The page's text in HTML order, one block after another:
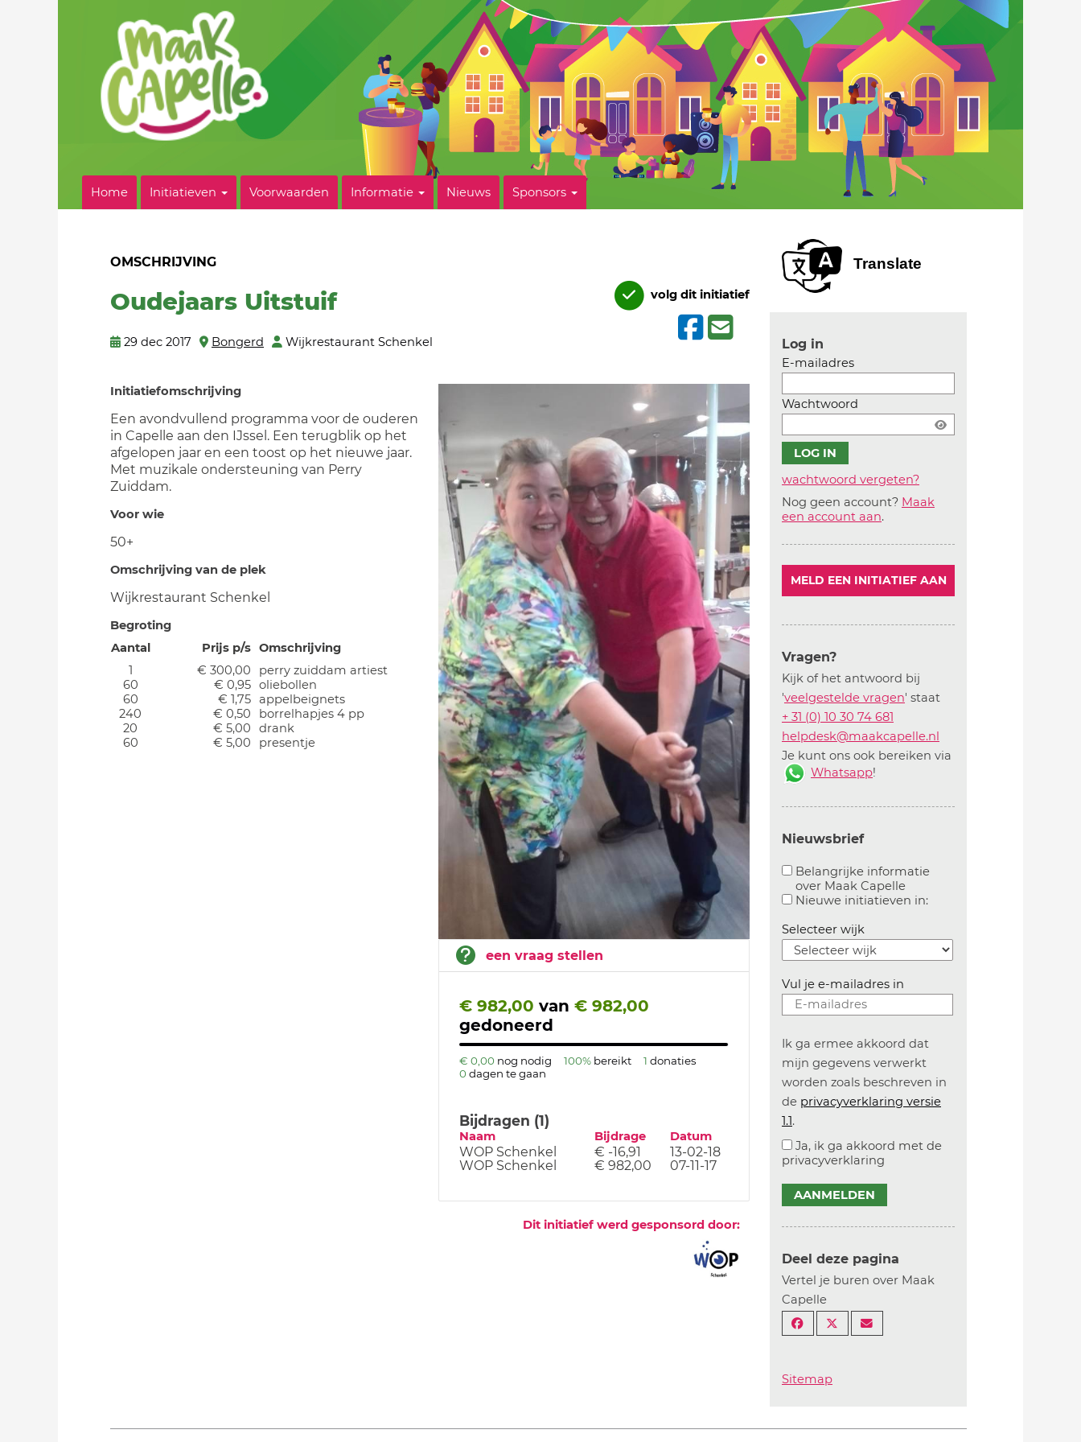
Home Initiatieven Voorwaarden Informatie Nieuws Sponsors
OMSCHRIJVING
Oudejaars Uitstuif
29 dec 2017 Bongerd Wijkrestaurant Schenkel
volg dit initiatief
een vraag stellen
€ 982,00 van € 982,00
gedoneerd
€ 0,00 nog nodig 100% bereikt 1 donaties
0 dagen te gaan
Bijdragen (1)
Naam Bijdrage Datum
WOP Schenkel € -16,91
13-02-18
WOP Schenkel
€ 982,00 07-11-17
Dit initiatief werd gesponsord door:
Initiatiefomschrijving
Een avondvullend programma voor de ouderen
in Capelle aan den IJssel. Een terugblik op het
afgelopen jaar en een toost op het nieuwe jaar.
Met muzikale ondersteuning van Perry
Zuiddam.
Voor wie
50+
Omschrijving van de plek
Wijkrestaurant Schenkel
Begroting
Aantal
Prijs p/s Omschrijving
1
€ 300,00
perry zuiddam artiest
60
€ 0,95 oliebollen
60
€ 1,75 appelbeignets
240
€ 0,50
borrelhapjes 4 pp
20
€ 5,00
drank
60
€ 5,00 presentje
Translate
Log in
E-mailadres
Wachtwoord
wachtwoord vergeten?
Nog geen account? Maak
een account aan.
MELD EEN INITIATIEF AAN
Vragen?
Kijk of het antwoord bij
'veelgestelde vragen' staat
+ 31 (0) 10 30 74 681
helpdesk@maakcapelle.nl
Je kunt ons ook bereiken via
Whatsapp!
Nieuwsbrief
Belangrijke informatie
over Maak Capelle
Aanvinken om belangrijke informatie over
Nieuwe initiatieven in:Aanvinken om
Selecteer wijk
Vul je e-mailadres in
Ik ga ermee akkoord dat
mijn gegevens verwerkt
worden zoals beschreven in
de privacyverklaring versie
1.1.
Ja, ik ga akkoord met de
privacyverklaring
AANMELDEN
Deel deze pagina
Vertel je buren over Maak
Capelle
Sitemap